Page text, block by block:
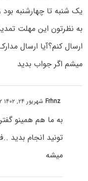
یک شنبه تا چهارشنبه بود
به نظرتون این مهلت
ارسال کنم؟آیا ارسال
میشم اگر جواب بدید
Frhnzشهریور ۲۴, ۱۴۰۲ at ۱۰:۳۲ ق٫ظ
به ما هم همینو
تونید انجام بدید
میشه